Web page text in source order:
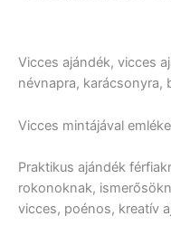
Vicces ajándék, vicces
névnapra, karácsonyra,
Vicces mintájával
Praktikus ajándék
rokonoknak,
vicces, poénos, kreatív